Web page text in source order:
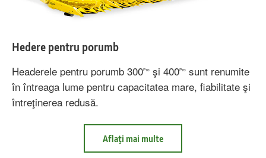
Hedere pentru porumb
Headerele pentru porumb 300Pro şi 400Pro sunt renumite
în întreaga lume pentru capacitatea mare, fiabilitate şi
întreţinerea redusă.
Aflaţi mai multe